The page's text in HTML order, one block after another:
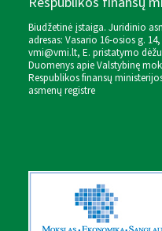
Biudžetinė įstaiga. Juridinio
adresas: Vasario 16-osios g.
vmi@vmi.lt, E. pristatymo
Duomenys apie Valstybinę
Respublikos finansų
asmenų registre